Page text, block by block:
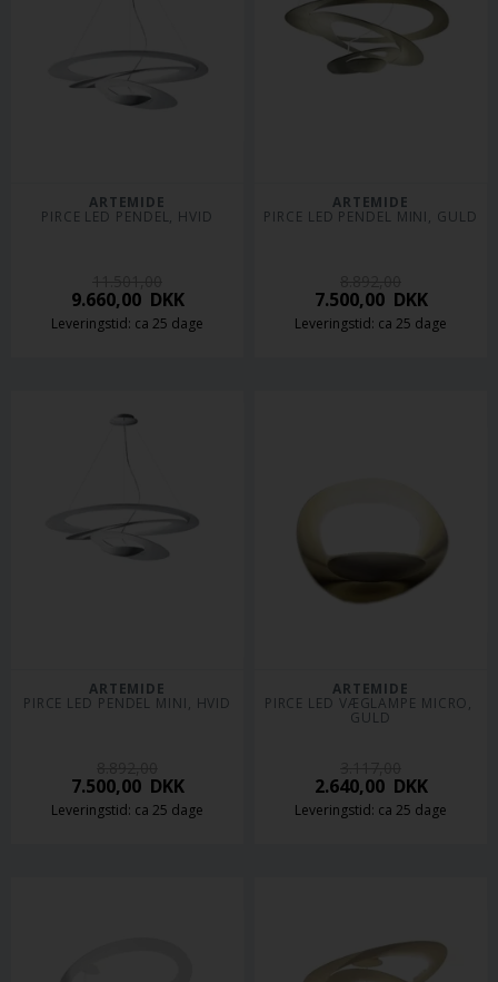
ARTEMIDE
PIRCE LED PENDEL, HVID
9.660,00DKK
Leveringstid: ca 25 dage
ARTEMIDE
PIRCE LED PENDEL MINI, GULD
7.500,00DKK
Leveringstid: ca 25 dage
ARTEMIDE
PIRCE LED PENDEL MINI, HVID
7.500,00DKK
Leveringstid: ca 25 dage
ARTEMIDE
PIRCE LED VÆGLAMPE MICRO,
GULD
2.640,00DKK
Leveringstid: ca 25 dage